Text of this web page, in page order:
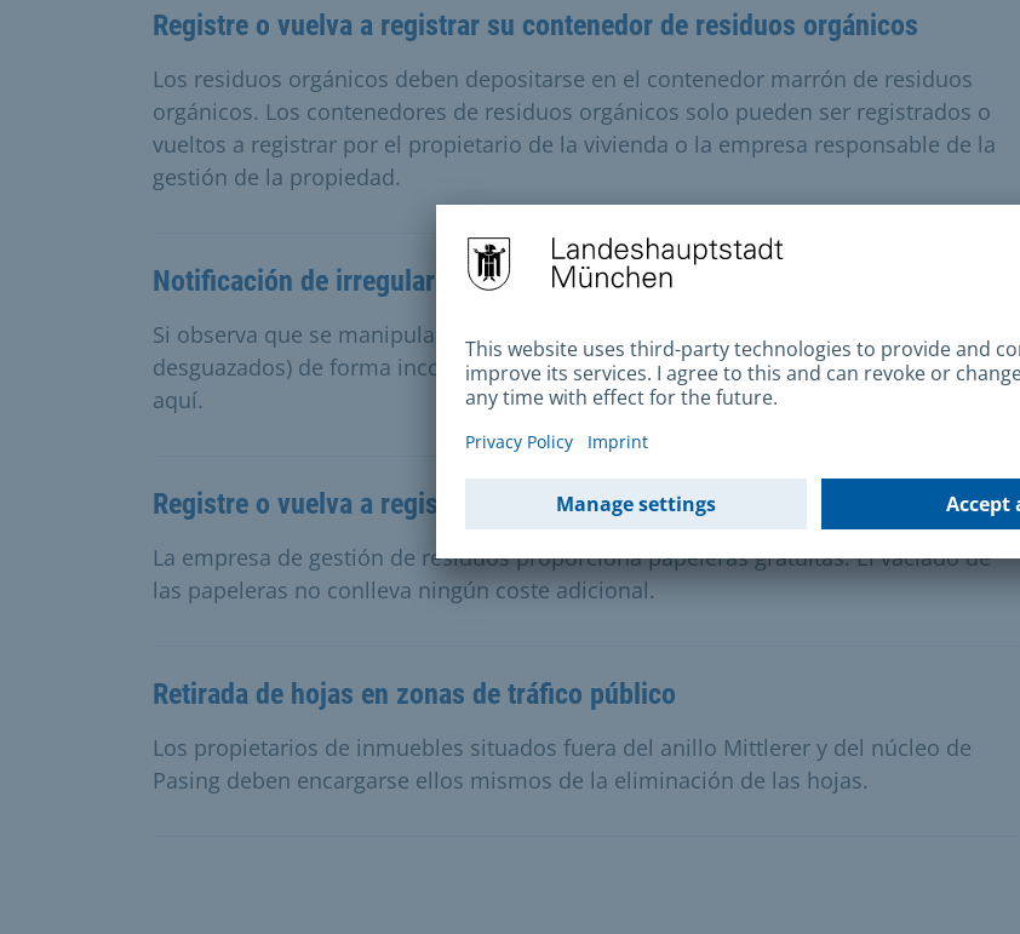
Registre o vuelva a registrar su contenedor de residuos orgánicos
Los residuos orgánicos deben depositarse en el contenedor marrón de residuos
orgánicos. Los contenedores de residuos orgánicos solo pueden ser registrados o
vueltos a registrar por el propietario de la vivienda o la empresa responsable de la
gestión de la propiedad.
Notificación de irregularidades en virtud de la legislación sobre residuos
Si observa que se manipulan, almacenan o depositan residuos (incluidos vehículos
desguazados) de forma incorrecta en una propiedad privada, puede denunciarlo
aquí.
Registre o vuelva a registrar su papelera
La empresa de gestión de residuos proporciona papeleras gratuitas. El vaciado de
las papeleras no conlleva ningún coste adicional.
Retirada de hojas en zonas de tráfico público
Los propietarios de inmuebles situados fuera del anillo Mittlerer y del núcleo de
Pasing deben encargarse ellos mismos de la eliminación de las hojas.